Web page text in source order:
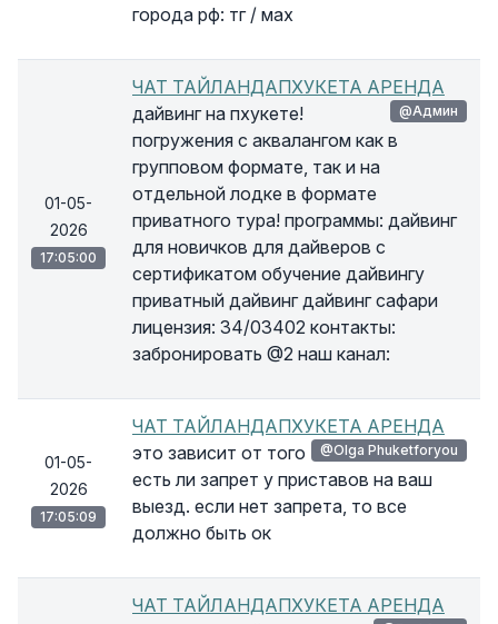
города рф: тг / мах
01-05-
2026
17:05:00
ЧАТ ТАЙЛАНДАПХУКЕТА АРЕНДА
@Админ
дайвинг на пхукете!
погружения с аквалангом как в
групповом формате, так и на
отдельной лодке в формате
приватного тура! программы: дайвинг
для новичков для дайверов с
сертификатом обучение дайвингу
приватный дайвинг дайвинг сафари
лицензия: 34/03402 контакты:
забронировать @2 наш канал:
01-05-
2026
17:05:09
ЧАТ ТАЙЛАНДАПХУКЕТА АРЕНДА
@Olga Phuketforyou
это зависит от того
есть ли запрет у приставов на ваш
выезд. если нет запрета, то все
должно быть ок
ЧАТ ТАЙЛАНДАПХУКЕТА АРЕНДА